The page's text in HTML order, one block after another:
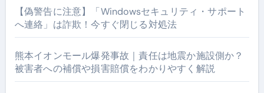
【偽警告に注意】「Windowsセキュリティ・サポート
へ連絡」は詐欺！今すぐ閉じる対処法
熊本イオンモール爆発事故｜責任は地震か施設側か？
被害者への補償や損害賠償をわかりやすく解説